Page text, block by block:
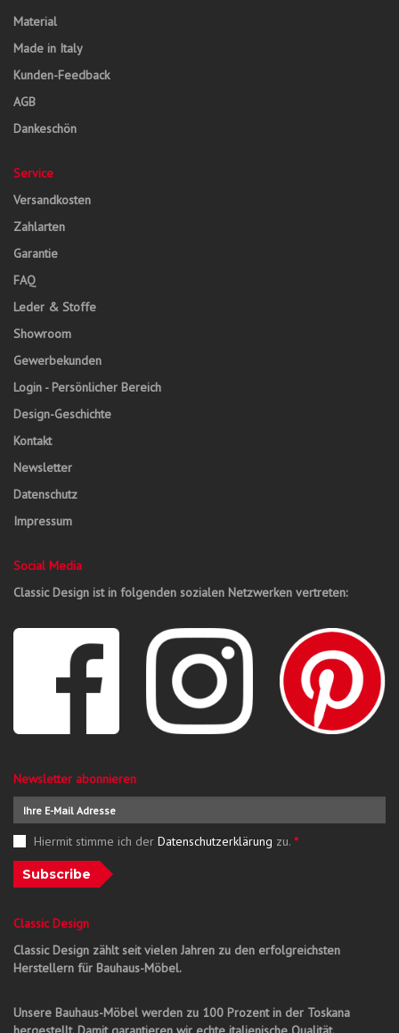
Material
Made in Italy
Kunden-Feedback
AGB
Dankeschön
Service
Versandkosten
Zahlarten
Garantie
FAQ
Leder & Stoffe
Showroom
Gewerbekunden
Login - Persönlicher Bereich
Design-Geschichte
Kontakt
Newsletter
Datenschutz
Impressum
Social Media
Classic Design ist in folgenden sozialen Netzwerken vertreten:
Newsletter abonnieren
Hiermit stimme ich der Datenschutzerklärung zu. *
Subscribe
Classic Design
Classic Design zählt seit vielen Jahren zu den erfolgreichsten
Herstellern für Bauhaus-Möbel.
Unsere Bauhaus-Möbel werden zu 100 Prozent in der Toskana